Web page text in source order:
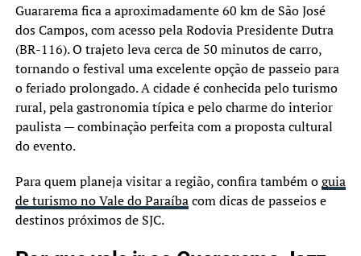
Guararema fica a aproximadamente 60 km de São José
dos Campos, com acesso pela Rodovia Presidente Dutra
(BR-116). O trajeto leva cerca de 50 minutos de carro,
tornando o festival uma excelente opção de passeio para
o feriado prolongado. A cidade é conhecida pelo turismo
rural, pela gastronomia típica e pelo charme do interior
paulista — combinação perfeita com a proposta cultural
do evento.
Para quem planeja visitar a região, confira também oguia
de turismo no Vale do Paraíbacom dicas de passeios e
destinos próximos de SJC.